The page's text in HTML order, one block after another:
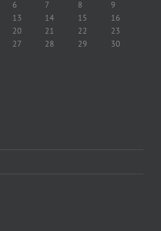
6 7 8
9
13 14 15
16
20 21 22
23
27 28 29
30